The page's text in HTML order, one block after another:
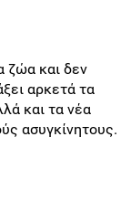
ζώα και δεν
αρκετά τα
και τα νέα
ασυγκίνητους.